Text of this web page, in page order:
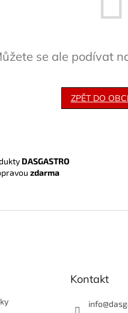
se ale podívat
ZPĚT DO
DASGASTRO
zdarma
Kontakt
info@